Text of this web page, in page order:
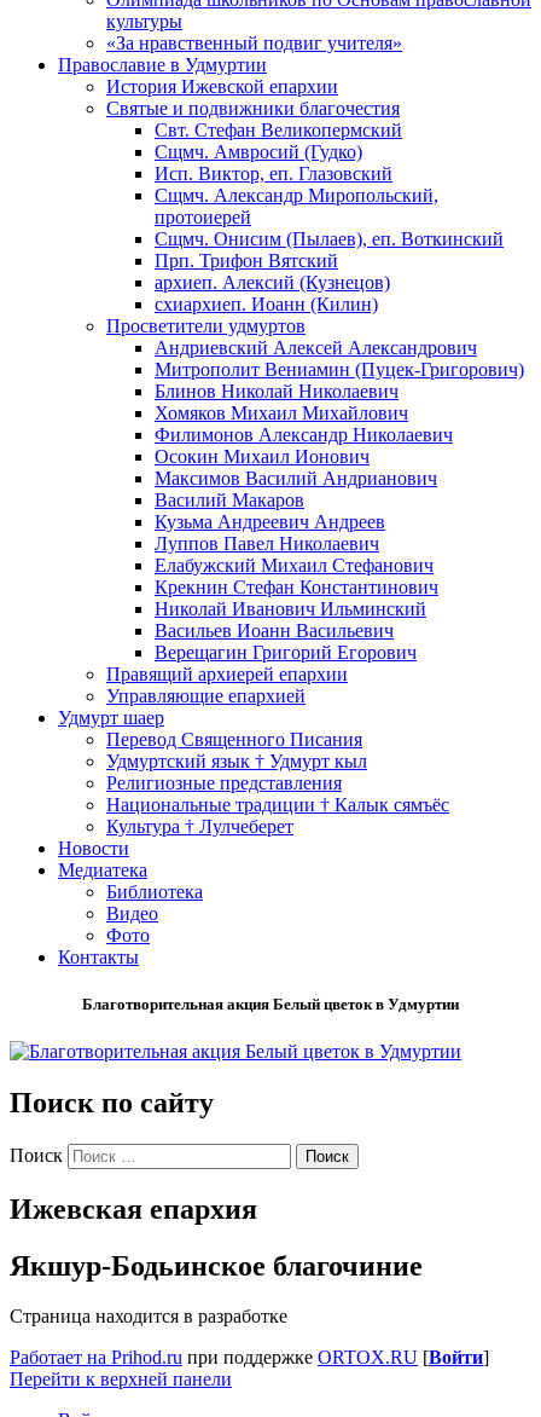
культуры
«За нравственный подвиг учителя»
Православие в Удмуртии
История Ижевской епархии
Святые и подвижники благочестия
Свт. Стефан Великопермский
Сщмч. Амвросий (Гудко)
Исп. Виктор, еп. Глазовский
Сщмч. Александр Миропольский,
протоиерей
Сщмч. Онисим (Пылаев), еп. Воткинский
Прп. Трифон Вятский
архиеп. Алексий (Кузнецов)
схиархиеп. Иоанн (Килин)
Просветители удмуртов
Андриевский Алексей Александрович
Митрополит Вениамин (Пуцек-Григорович)
Блинов Николай Николаевич
Хомяков Михаил Михайлович
Филимонов Александр Николаевич
Осокин Михаил Ионович
Максимов Василий Андрианович
Василий Макаров
Кузьма Андреевич Андреев
Луппов Павел Николаевич
Елабужский Михаил Стефанович
Крекнин Стефан Константинович
Николай Иванович Ильминский
Васильев Иоанн Васильевич
Верещагин Григорий Егорович
Правящий архиерей епархии
Управляющие епархией
Удмурт шаер
Перевод Священного Писания
Удмуртский язык † Удмурт кыл
Религиозные представления
Национальные традиции † Калык сямъёс
Культура † Лулчеберет
Новости
Медиатека
Библиотека
Видео
Фото
Контакты
Благотворительная акция Белый цветок в Удмуртии
Поиск по сайту
Поиск
Ижевская епархия
Якшур-Бодьинское благочиние
Страница находится в разработке
Работает на Prihod.ru при поддержке ORTOX.RU [Войти]
Перейти к верхней панели